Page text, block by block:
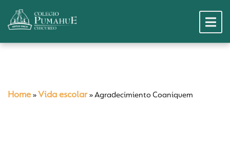
Home » Vida escolar»Agradecimiento Coaniquem